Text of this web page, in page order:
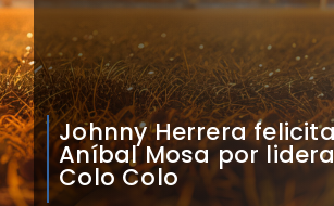
Claudio Bravo analiza
impacto de arquero
caboverdiano en Colo